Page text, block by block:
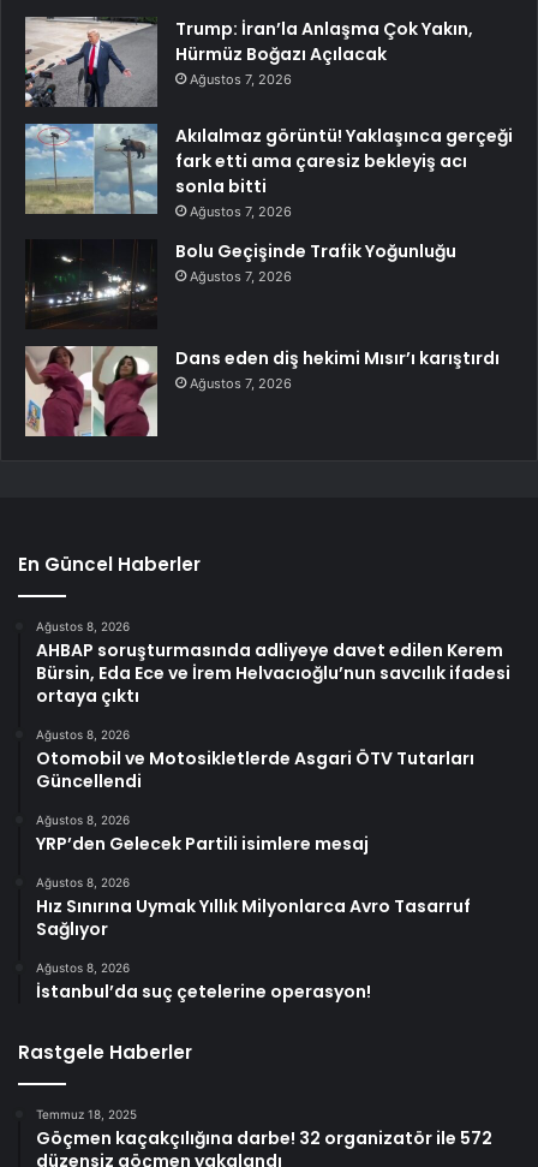
Trump: İran’la Anlaşma Çok Yakın,
Hürmüz Boğazı Açılacak
Ağustos 7, 2026
Akılalmaz görüntü! Yaklaşınca gerçeği
fark etti ama çaresiz bekleyiş acı
sonla bitti
Ağustos 7, 2026
Bolu Geçişinde Trafik Yoğunluğu
Ağustos 7, 2026
Dans eden diş hekimi Mısır’ı karıştırdı
Ağustos 7, 2026
En Güncel Haberler
Ağustos 8, 2026
AHBAP soruşturmasında adliyeye davet edilen Kerem
Bürsin, Eda Ece ve İrem Helvacıoğlu’nun savcılık ifadesi
ortaya çıktı
Ağustos 8, 2026
Otomobil ve Motosikletlerde Asgari ÖTV Tutarları
Güncellendi
Ağustos 8, 2026
YRP’den Gelecek Partili isimlere mesaj
Ağustos 8, 2026
Hız Sınırına Uymak Yıllık Milyonlarca Avro Tasarruf
Sağlıyor
Ağustos 8, 2026
İstanbul’da suç çetelerine operasyon!
Rastgele Haberler
Temmuz 18, 2025
Göçmen kaçakçılığına darbe! 32 organizatör ile 572
düzensiz göçmen yakalandı